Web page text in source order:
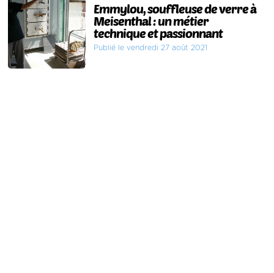
Emmylou, souffleuse de verre à
Meisenthal : un métier
technique et passionnant
Publié le vendredi 27 août 2021